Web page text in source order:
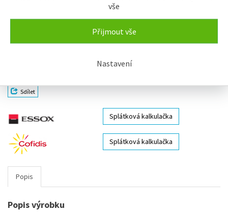
vše
Přijmout vše
Nastavení
Naše cena s DPH:
19.493,10 Kč
16.109,10 Kč
Ušetříte:
10 %
skladem
Sdílet
Splátková kalkulačka
Splátková kalkulačka
Popis
Popis výrobku